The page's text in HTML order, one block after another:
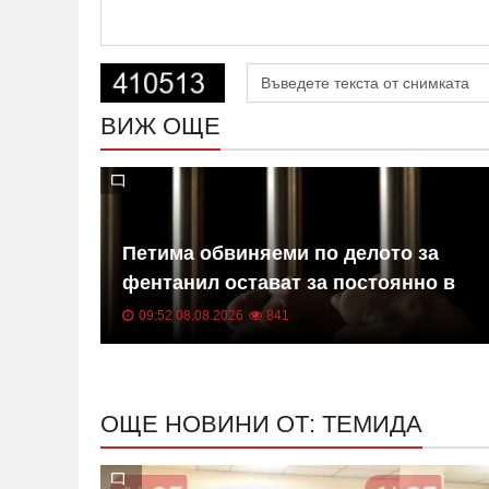
ВИЖ ОЩЕ
Петима обвиняеми по делото за
фентанил остават за постоянно в
ареста
09:52 08.08.2026 841
ОЩЕ НОВИНИ ОТ: ТЕМИДА